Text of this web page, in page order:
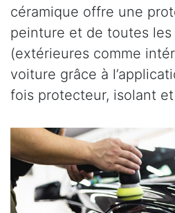
céramique offre une
peinture et de toutes
(extérieures comme
voiture grâce à
fois protecteur, isolant